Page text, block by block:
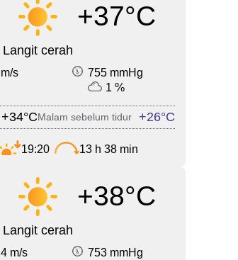
+37°C
Langit cerah
s
755 mmHg
1 %
+34°CMalam sebelum tidur +26°C
19:20 13 h 38 min
+38°C
Langit cerah
m/s
753 mmHg